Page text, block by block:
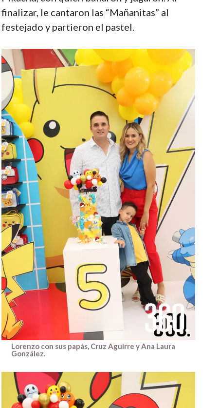
finalizar, le cantaron las “Mañanitas” al
festejado y partieron el pastel.
Lorenzo con sus papás, Cruz Aguirre y Ana Laura
González.